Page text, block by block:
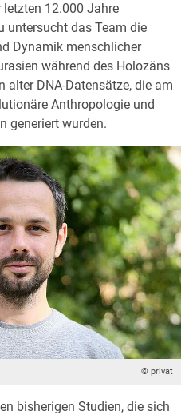
12.000 Jahre
untersucht das Team die
Dynamik menschlicher
während des Holozäns
DNA-Datensätze, die am
Anthropologie und
generiert wurden.
© privat
bisherigen Studien, die sich